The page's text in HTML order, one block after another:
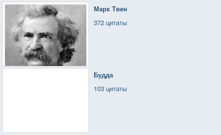
Марк Твен
372 цитаты
Будда
103 цитаты